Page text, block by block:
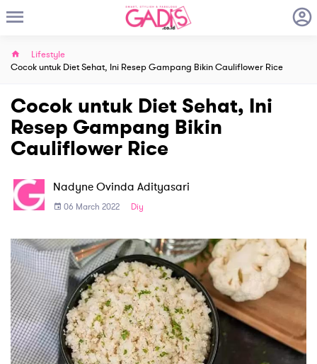
Lifestyle
Cocok untuk Diet Sehat, Ini Resep Gampang Bikin Cauliflower Rice
Cocok untuk Diet Sehat, Ini
Resep Gampang Bikin
Cauliflower Rice
Nadyne Ovinda Adityasari
06 March 2022 Diy